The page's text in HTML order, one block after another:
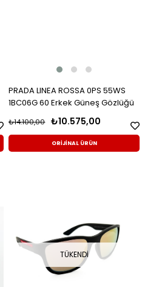
PRADA LINEA ROSSA 0PS 55WS
1BC06G 60 Erkek Güneş Gözlüğü
₺10.575,00
₺14.100,00
ORİJİNAL ÜRÜN
TÜKENDI